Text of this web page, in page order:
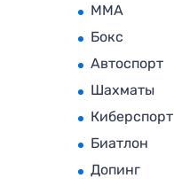
MMA
Бокс
Автоспорт
Шахматы
Киберспорт
Биатлон
Допинг